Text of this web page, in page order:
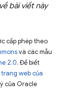
bài viết này
cấp phép theo
và các mẫu
2.0. Để biết
web của
của Oracle